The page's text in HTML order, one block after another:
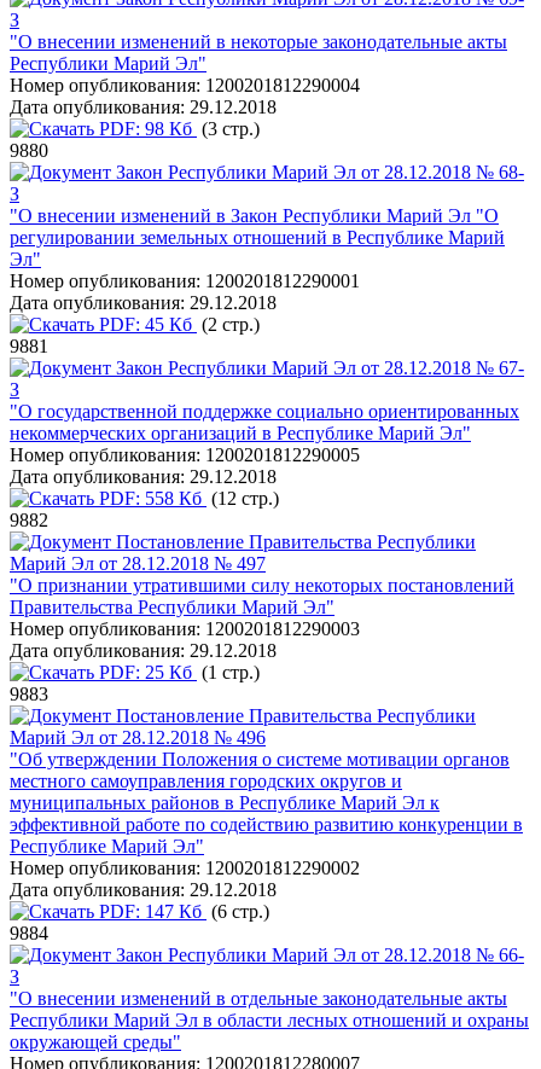
З
"О внесении изменений в некоторые законодательные акты
Республики Марий Эл"
Номер опубликования: 1200201812290004
Дата опубликования: 29.12.2018
PDF: 98 Кб (3 стр.)
9880
Закон Республики Марий Эл от 28.12.2018 № 68-
З
"О внесении изменений в Закон Республики Марий Эл "О
регулировании земельных отношений в Республике Марий
Эл"
Номер опубликования: 1200201812290001
Дата опубликования: 29.12.2018
PDF: 45 Кб (2 стр.)
9881
Закон Республики Марий Эл от 28.12.2018 № 67-
З
"О государственной поддержке социально ориентированных
некоммерческих организаций в Республике Марий Эл"
Номер опубликования: 1200201812290005
Дата опубликования: 29.12.2018
PDF: 558 Кб (12 стр.)
9882
Постановление Правительства Республики
Марий Эл от 28.12.2018 № 497
"О признании утратившими силу некоторых постановлений
Правительства Республики Марий Эл"
Номер опубликования: 1200201812290003
Дата опубликования: 29.12.2018
PDF: 25 Кб (1 стр.)
9883
Постановление Правительства Республики
Марий Эл от 28.12.2018 № 496
"Об утверждении Положения о системе мотивации органов
местного самоуправления городских округов и
муниципальных районов в Республике Марий Эл к
эффективной работе по содействию развитию конкуренции в
Республике Марий Эл"
Номер опубликования: 1200201812290002
Дата опубликования: 29.12.2018
PDF: 147 Кб (6 стр.)
9884
Закон Республики Марий Эл от 28.12.2018 № 66-
З
"О внесении изменений в отдельные законодательные акты
Республики Марий Эл в области лесных отношений и охраны
окружающей среды"
Номер опубликования: 1200201812280007